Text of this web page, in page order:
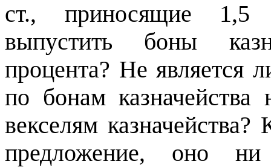
ст., приносящие 1,5
выпустить боны
процента? Не является
по бонам
векселям
предложение, оно